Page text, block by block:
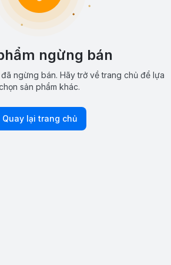
ngừng bán
ngừng bán. Hãy trở về trang chủ để lựa
sản phẩm khác.
Quay lại trang chủ